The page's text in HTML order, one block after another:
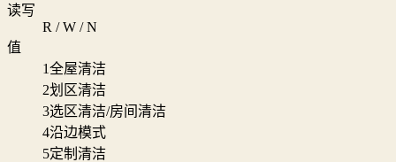
读写
R / W / N
值
1全屋清洁
2划区清洁
3选区清洁/房间清洁
4沿边模式
5定制清洁